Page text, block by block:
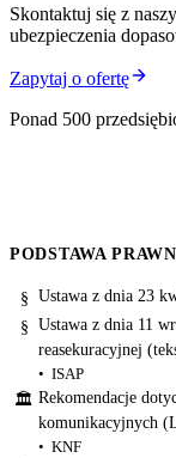
Skontaktuj się z
ubezpieczenia
Zapytaj o ofertę
Ponad 500
PODSTAWA
§ Ustawa z dnia 23
§ Ustawa z dnia 11
reasekuracyjnej
ISAP
🏛 Rekomendacje
komunikacyjnych
KNF